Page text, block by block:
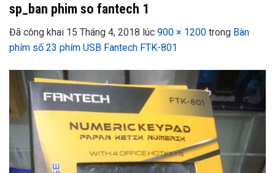
sp_ban phim so fantech 1
Đã công khai 15 Tháng 4, 2018 lúc 900 × 1200 trong Bàn
phím số 23 phím USB Fantech FTK-801